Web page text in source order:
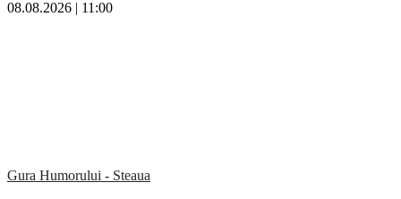
08.08.2026 | 11:00
Gura Humorului - Steaua